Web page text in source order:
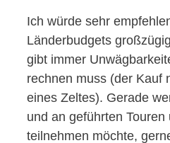
Ich würde sehr
Länderbudgets
gibt immer
rechnen muss (der Kauf
eines Zeltes). Gerade
und an geführten Touren
teilnehmen möchte,